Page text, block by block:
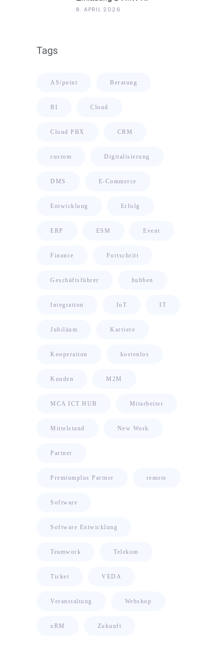
Roadshow 2026: KI im Kontext
8. APRIL 2026
Tags
AS/point Beratung
BI Cloud
Cloud PBX CRM
custom Digitalisierung
DMS E-Commerce
Entwicklung Erfolg
ERP ESM Event
Finance Fortschritt
Geschäftsführer hubben
Integration IoT IT
Jubiläum Karriere
Kooperation kostenlos
Kunden M2M
MCA ICT HUB Mitarbeiter
Mittelstand New Work
Partner
Premiumplus Partner remote
Software
Software Entwicklung
Teamwork Telekom
Ticket VEDA
Veranstaltung Webshop
xRM Zukunft